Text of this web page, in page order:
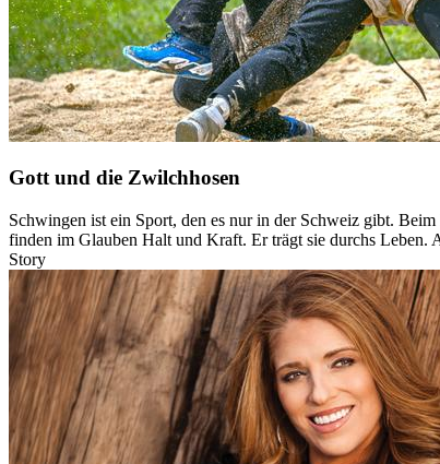
Gott und die Zwilchhosen
Schwingen ist ein Sport, den es nur in der Schweiz gibt.
finden im Glauben Halt und Kraft. Er trägt sie durchs Leben.
Story